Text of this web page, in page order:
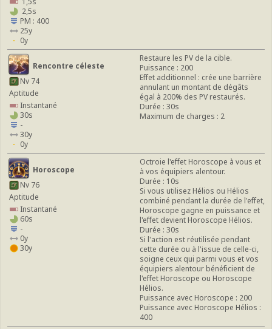
2,5s
PM : 400
25y
0y
Rencontre céleste
Nv 74
Aptitude
Instantané
30s
-
30y
0y
Restaure les PV de la cible.
Puissance : 200
Effet additionnel : crée une barrière
annulant un montant de dégâts
égal à 200% des PV restaurés.
Durée : 30s
Maximum de charges : 2
Horoscope
Nv 76
Aptitude
Instantané
60s
-
0y
30y
Octroie l'effet Horoscope à vous et
à vos équipiers alentour.
Durée : 10s
Si vous utilisez Hélios ou Hélios
combiné pendant la durée de l'effet,
Horoscope gagne en puissance et
l'effet devient Horoscope Hélios.
Durée : 30s
Si l'action est réutilisée pendant
cette durée ou à l'issue de celle-ci,
soigne ceux qui parmi vous et vos
équipiers alentour bénéficient de
l'effet Horoscope ou Horoscope
Hélios.
Puissance avec Horoscope : 200
Puissance avec Horoscope Hélios :
400